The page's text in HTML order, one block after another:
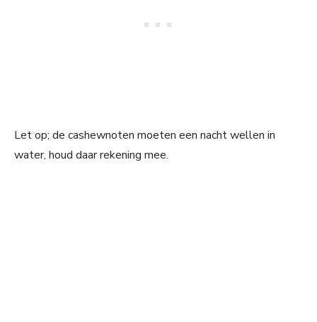
Let op; de cashewnoten moeten een nacht wellen in
water, houd daar rekening mee.